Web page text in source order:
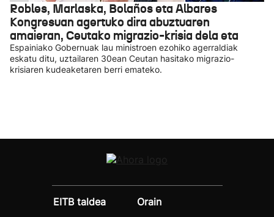
Robles, Marlaska, Bolaños eta Albares
Kongresuan agertuko dira abuztuaren
amaieran, Ceutako migrazio-krisia dela eta
Espainiako Gobernuak lau ministroen ezohiko agerraldiak
eskatu ditu, uztailaren 30ean Ceutan hasitako migrazio-
krisiaren kudeaketaren berri emateko.
EITB taldea
Orain